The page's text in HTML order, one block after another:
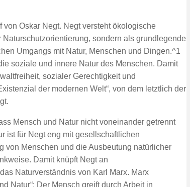
von Oskar Negt. Negt versteht ökologische
sondern als grundlegende
Umgangs mit Natur, Menschen und Dingen.^1
soziale und innere Natur des Menschen. Damit
sozialer Gerechtigkeit und
der modernen Welt“, von dem letztlich der
Mensch und Natur nicht voneinander getrennt
ist für Negt eng mit gesellschaftlichen
von Menschen und die Ausbeutung natürlicher
Damit knüpft Negt an
Naturverständnis von Karl Marx. Marx
Natur“: Der Mensch greift durch Arbeit in